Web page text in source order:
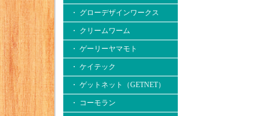
・ グローデザインワークス
・ クリームワーム
・ ゲーリーヤマモト
・ ケイテック
・ ゲットネット（GETNET）
・ コーモラン